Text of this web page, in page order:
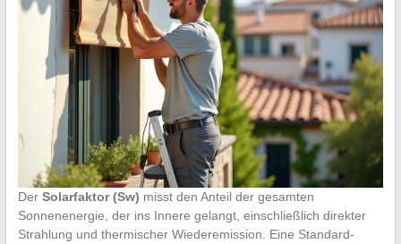
Der Solarfaktor (Sw) misst den Anteil der gesamten
Sonnenenergie, der ins Innere gelangt, einschließlich direkter
Strahlung und thermischer Wiederemission. Eine Standard-